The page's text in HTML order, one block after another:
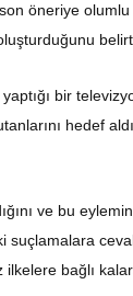
öneriye olumlu
bir
hedef
ve bu
suçlamalara
bağlı